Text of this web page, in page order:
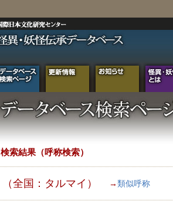
検索結果（呼称検索）
（全国：タルマイ） → 類似呼称